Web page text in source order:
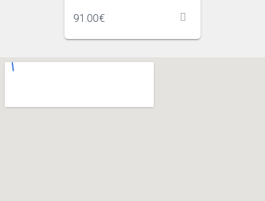
91.00€